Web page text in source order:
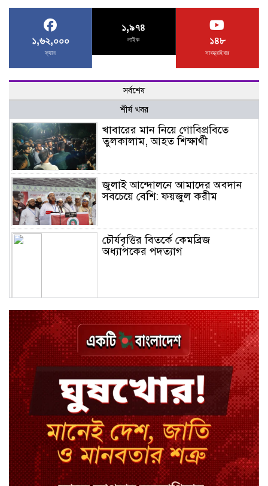
১,৬২,০০০
ফ্যান
১,৯৭৪
লাইক ১৪৮
সাবস্ক্রাইবার
সর্বশেষ
শীর্ষ খবর
খাবারের মান নিয়ে গোবিপ্রবিতে
তুলকালাম, আহত শিক্ষার্থী
জুলাই আন্দোলনে আমাদের অবদান
সবচেয়ে বেশি: ফয়জুল করীম
চৌর্যবৃত্তির বিতর্কে কেমব্রিজ
অধ্যাপকের পদত্যাগ